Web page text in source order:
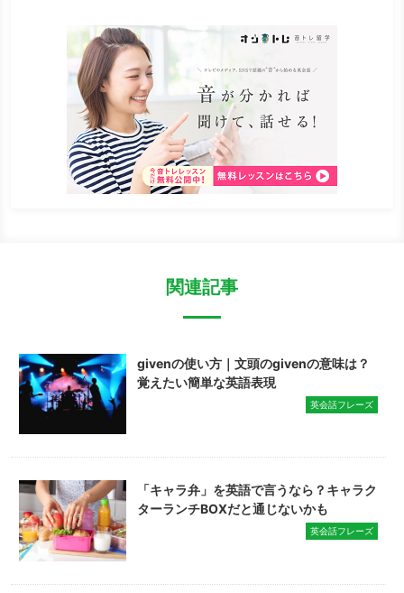
関連記事
givenの使い方｜文頭のgivenの意味は？
覚えたい簡単な英語表現
英会話フレーズ
「キャラ弁」を英語で言うなら？キャラク
ターランチBOXだと通じないかも
英会話フレーズ